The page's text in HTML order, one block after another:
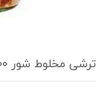
ترشی مخلوط شور 700گرمی اروم آدا